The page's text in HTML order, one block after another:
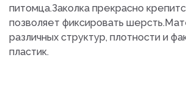
питомца.Заколка прекрасно
позволяет фиксировать
различных структур, плотности и
пластик.